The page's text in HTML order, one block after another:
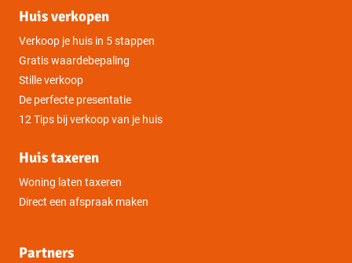
Huis verkopen
Verkoop je huis in 5 stappen
Gratis waardebepaling
Stille verkoop
De perfecte presentatie
12 Tips bij verkoop van je huis
Huis taxeren
Woning laten taxeren
Direct een afspraak maken
Partners